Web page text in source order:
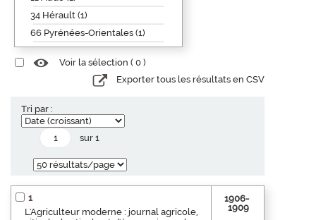
34 Hérault (1)
66 Pyrénées-Orientales (1)
Voir la sélection ( 0 )
Exporter tous les résultats en CSV
Tri par :
sur 1
1
L'Agriculteur moderne : journal agricole,
1906-
1909